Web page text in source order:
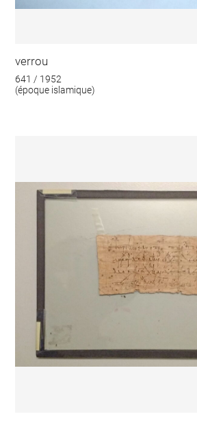
verrou
641 / 1952
(époque islamique)